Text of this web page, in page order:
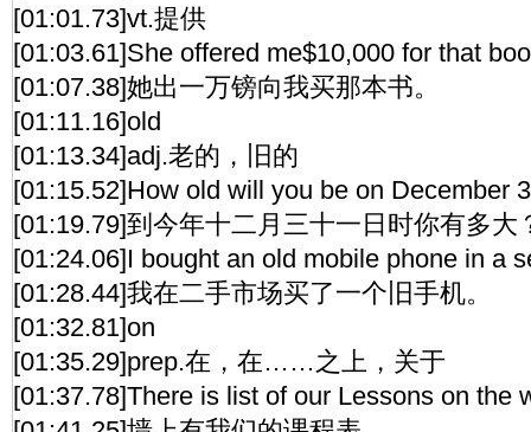
[01:01.73]vt.提供
[01:03.61]She offered me$10,000 for that
[01:07.38]她出一万镑向我买那本书。
[01:11.16]old
[01:13.34]adj.老的，旧的
[01:15.52]How old will you be on December
[01:19.79]到今年十二月三十一日时你有多大
[01:24.06]I bought an old mobile phone in a
[01:28.44]我在二手市场买了一个旧手机。
[01:32.81]on
[01:35.29]prep.在，在……之上，关于
[01:37.78]There is list of our Lessons on the